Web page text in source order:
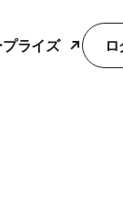
ライズ